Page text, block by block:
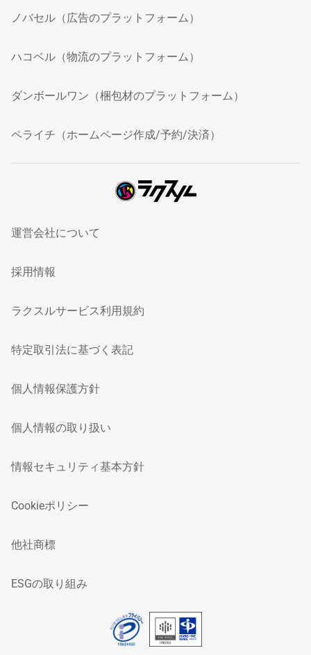
ノバセル（広告のプラットフォーム）
ハコベル（物流のプラットフォーム）
ダンボールワン（梱包材のプラットフォーム）
ペライチ（ホームページ作成/予約/決済）
運営会社について
採用情報
ラクスルサービス利用規約
特定取引法に基づく表記
個人情報保護方針
個人情報の取り扱い
情報セキュリティ基本方針
Cookieポリシー
他社商標
ESGの取り組み